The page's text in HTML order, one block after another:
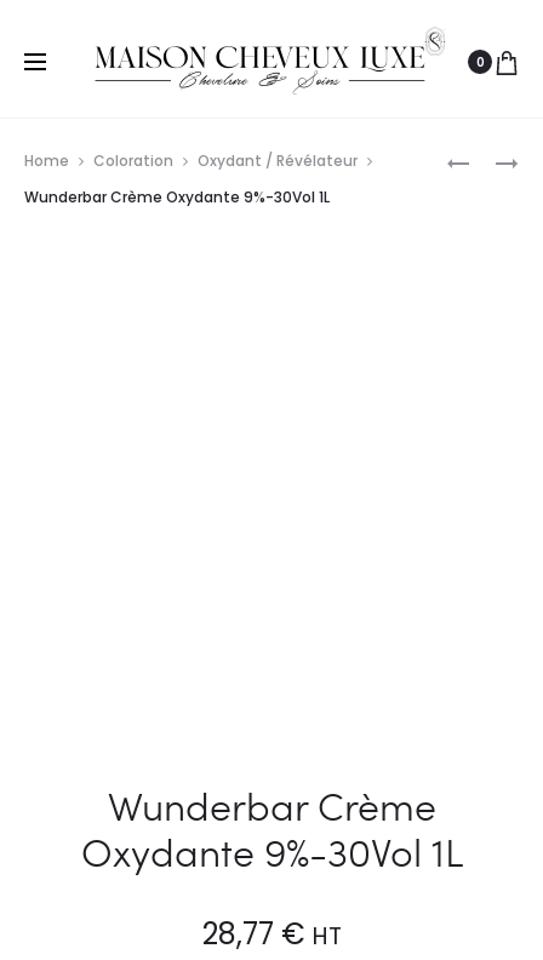
0
Home Coloration
Oxydant / Révélateur
Wunderbar Crème Oxydante 9%-30Vol 1L
Wunderbar Crème
Oxydante 9%-30Vol 1L
28,77 € HT